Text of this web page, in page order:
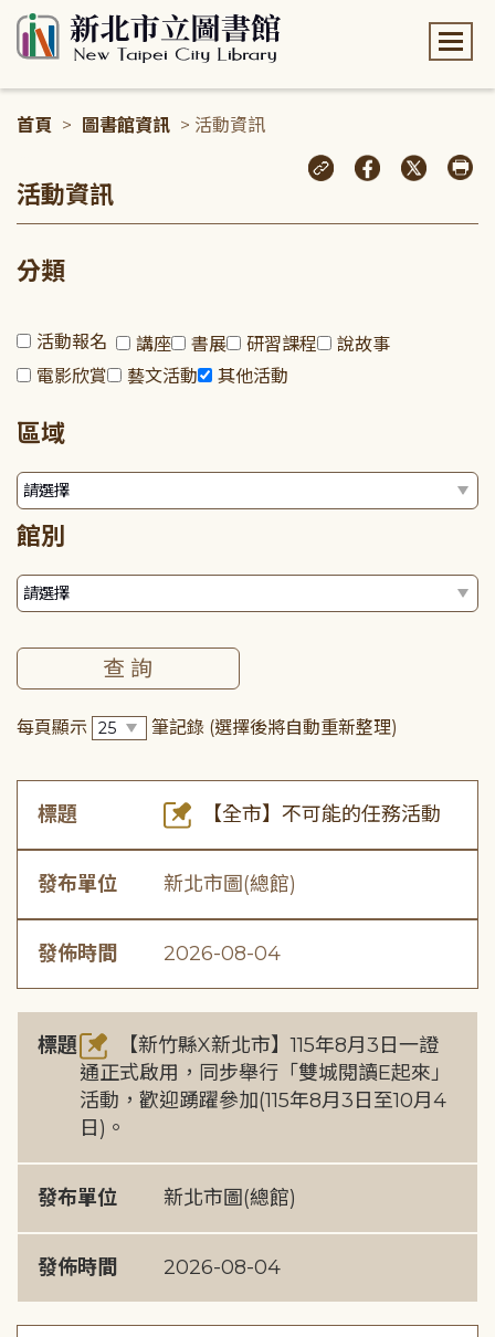
首頁 > 圖書館資訊 > 活動資訊
活動資訊
分類
活動報名 講座 書展 研習課程
說故事
電影欣賞
藝文活動 其他活動
區域
館別
每頁顯示 筆記錄 (選擇後將自動重新整理)
標題 【全市】不可能的任務活動
發布單位 新北市圖(總館)
發佈時間 2026-08-04
標題
【新竹縣X新北市】115年8月3日一證
通正式啟用，同步舉行「雙城閱讀E起來」
活動，歡迎踴躍參加(115年8月3日至10月4
日)。
發布單位 新北市圖(總館)
發佈時間 2026-08-04